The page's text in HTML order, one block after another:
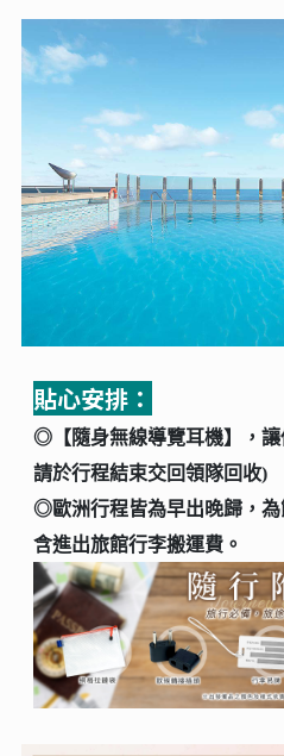
貼心安排：
◎【隨身無線導覽耳機】，
請於行程結束交回領隊回收)
◎歐洲行程皆為早出晚歸，
含進出旅館行李搬運費。